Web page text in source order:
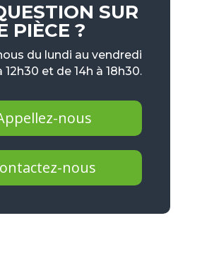
SUR
PIÈCE ?
du lundi au vendredi
12h30 et de 14h à 18h30.
nous
nous